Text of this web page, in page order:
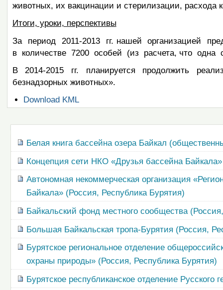
животных, их вакцинации и стерилизации, расхода
Итоги, уроки, перспективы
За период 2011-2013 гг. нашей организацией
в количестве 7200 особей (из расчета, что одна
В 2014-2015 гг. планируется продолжить
безнадзорных животных».
Операции
с
Download KML
Белая книга бассейна озера Байкал
Концепция сети НКО «Друзья бассейна Байкала»
Автономная некоммерческая организация
Байкала» (Россия, Республика Бурятия)
Байкальский фонд местного сообщества
Большая Байкальская тропа-Бурятия (Россия,
Бурятское региональное отделение
охраны природы» (Россия, Республика Бурятия)
Бурятское республиканское отделение